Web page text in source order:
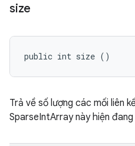
size
public int size ()
Trả về số lượng các mối liên
SparseIntArray này hiện